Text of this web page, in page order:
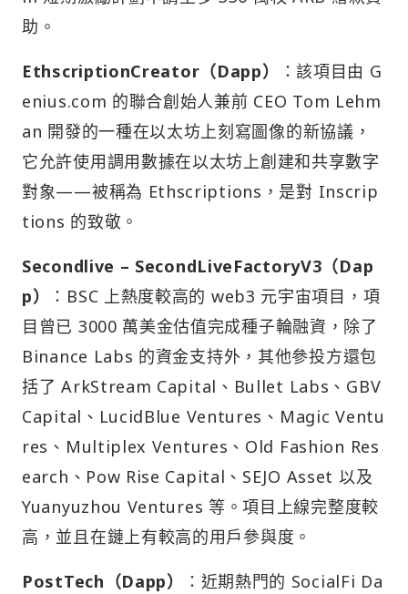
助。
EthscriptionCreator（Dapp）
：該項目由 G
enius.com 的聯合創始人兼前 CEO Tom Lehm
an 開發的一種在以太坊上刻寫圖像的新協議，
它允許使用調用數據在以太坊上創建和共享數字
對象——被稱為 Ethscriptions，是對 Inscrip
tions 的致敬。
Secondlive – SecondLiveFactoryV3（Dap
p）
：BSC 上熱度較高的 web3 元宇宙項目，項
目曾已 3000 萬美金估值完成種子輪融資，除了
Binance Labs 的資金支持外，其他參投方還包
括了 ArkStream Capital、Bullet Labs、GBV
Capital、LucidBlue Ventures、Magic Ventu
res、Multiplex Ventures、Old Fashion Res
earch、Pow Rise Capital、SEJO Asset 以及
Yuanyuzhou Ventures 等。項目上線完整度較
高，並且在鏈上有較高的用戶參與度。
PostTech（Dapp）
：近期熱門的 SocialFi Da